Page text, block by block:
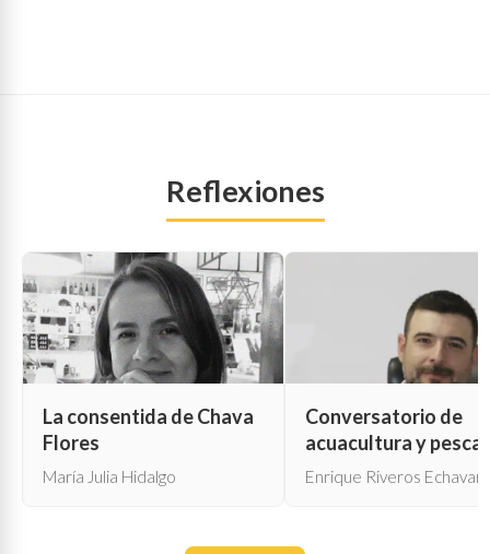
Reflexiones
La consentida de Chava
Flores
María Julia Hidalgo
Conversatorio de
acuacultura y pesca
Enrique Riveros